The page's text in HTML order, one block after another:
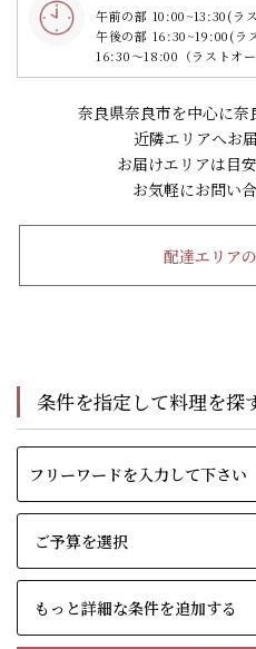
午前の部 10:00~13:30(ラ
午後の部 16:30~19:00(ラ
16:30～18:00（ラストオー
奈良県奈良市を中心に奈
近隣エリアへお
お届けエリアは目
お気軽にお問い
配達エリア
条件を指定して料理を探
もっと詳細な条件を追加する